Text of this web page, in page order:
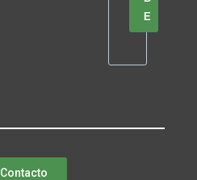
E
Contacto